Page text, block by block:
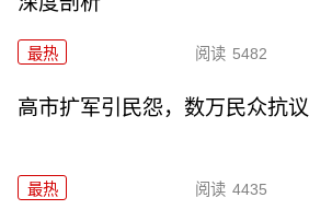
最热 阅读 5482
高市扩军引民怨，数万民众抗议
最热 阅读 4435